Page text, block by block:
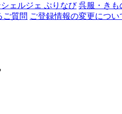
ェルジェ ぷりなび 呉服・きも
ご質問 ご登録情報の変更につい